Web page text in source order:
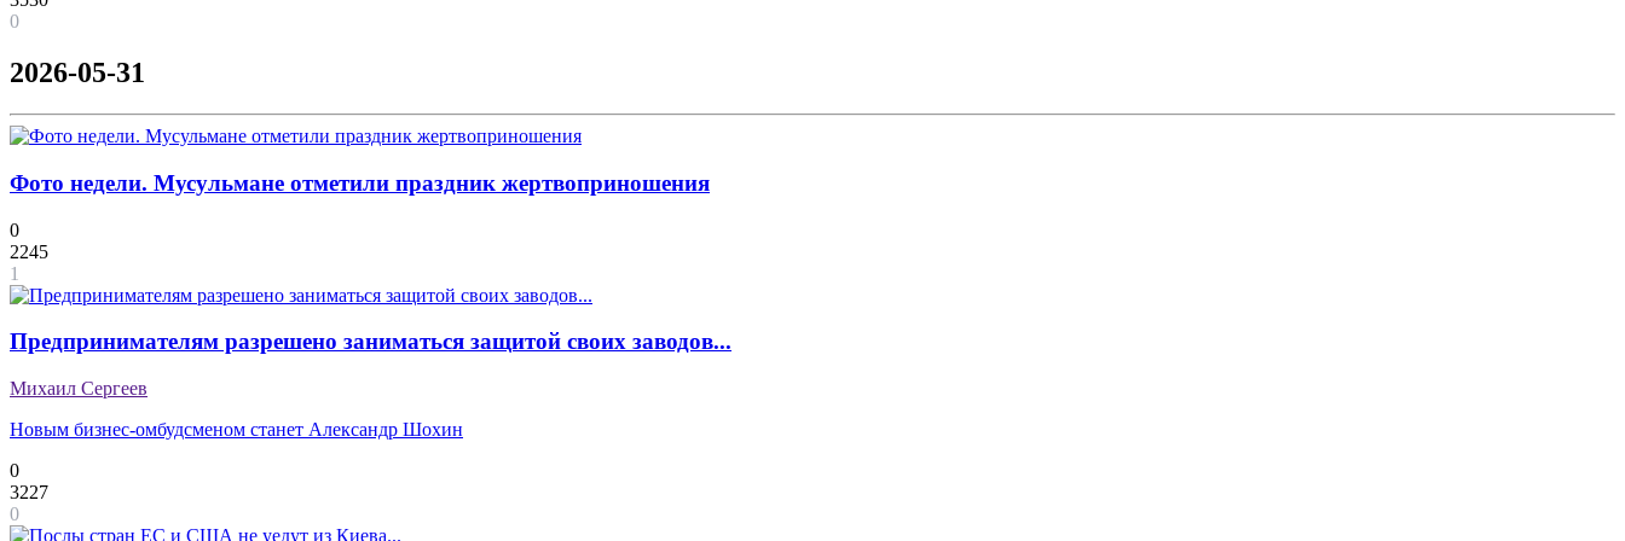
0
2026-05-31
Фото недели. Мусульмане отметили праздник жертвоприношения
0
2245
1
Предпринимателям разрешено заниматься защитой своих заводов...
Михаил Сергеев
Новым бизнес-омбудсменом станет Александр Шохин
0
3227
0